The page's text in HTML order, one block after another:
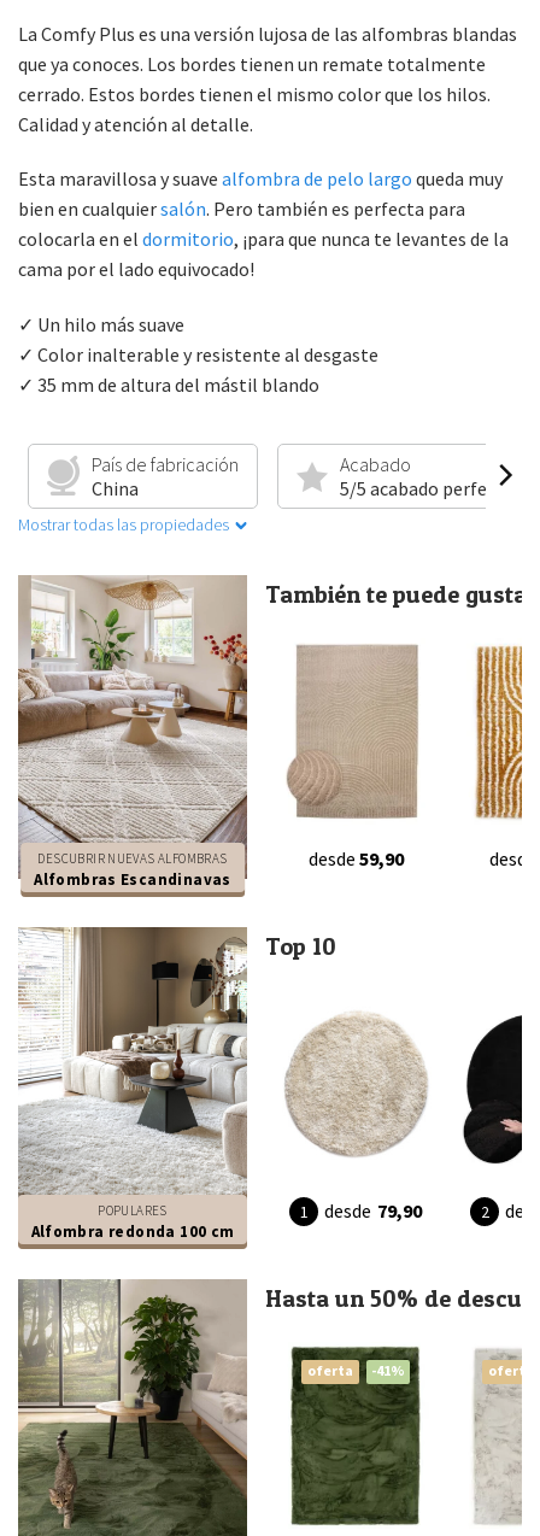
La Comfy Plus es una versión lujosa de las alfombras blandas
que ya conoces. Los bordes tienen un remate totalmente
cerrado. Estos bordes tienen el mismo color que los hilos.
Calidad y atención al detalle.
Esta maravillosa y suave alfombra de pelo largo queda muy
bien en cualquiersalón. Pero también es perfecta para
colocarla en el dormitorio, ¡para que nunca te levantes de la
cama por el lado equivocado!
✓ Un hilo más suave
✓ Color inalterable y resistente al desgaste
✓ 35 mm de altura del mástil blando
País de fabricación
China
Acabado
5/5 acabado perfecto
Mostrar todas las propiedades
DESCUBRIR NUEVAS ALFOMBRAS
Alfombras Escandinavas
También te puede
desde 59,90 desde
POPULARES
Alfombra redonda 100 cm
Top 10
desde 79,90
Hasta un 50% de
oferta -41% oferta